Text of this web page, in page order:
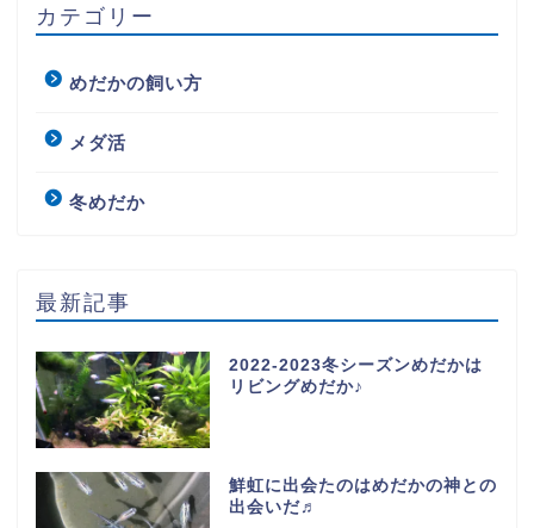
カテゴリー
めだかの飼い方
メダ活
冬めだか
最新記事
2022-2023冬シーズンめだかは
リビングめだか♪
鮮虹に出会たのはめだかの神との
出会いだ♬